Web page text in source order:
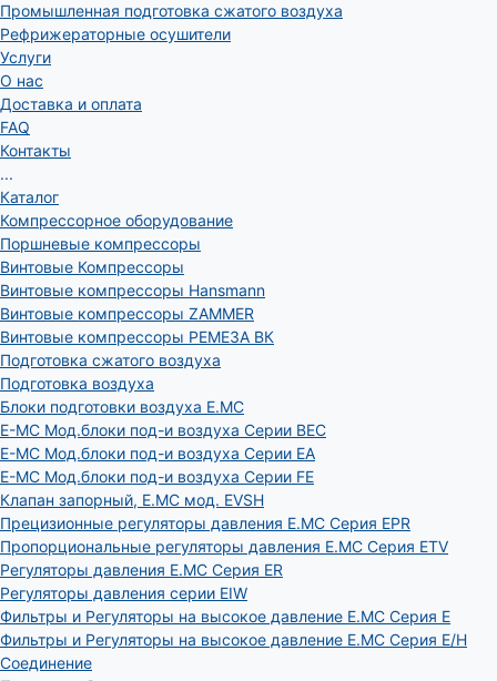
Промышленная подготовка сжатого воздуха
Рефрижераторные осушители
Услуги
О нас
Доставка и оплата
FAQ
Контакты
...
Каталог
Компрессорное оборудование
Поршневые компрессоры
Винтовые Компрессоры
Винтовые компрессоры Hansmann
Винтовые компрессоры ZAMMER
Винтовые компрессоры РЕМЕЗА ВК
Подготовка сжатого воздуха
Подготовка воздуха
Блоки подготовки воздуха E.MC
E-MC Мод.блоки под-и воздуха Серии BEC
E-MC Мод.блоки под-и воздуха Серии EA
E-MC Мод.блоки под-и воздуха Серии FE
Клапан запорный, E.MC мод. EVSH
Прецизионные регуляторы давления E.MC Серия EPR
Пропорциональные регуляторы давления E.MC Серия ETV
Регуляторы давления E.MC Серия ER
Регуляторы давления серии EIW
Фильтры и Регуляторы на высокое давление E.MC Серия E
Фильтры и Регуляторы на высокое давление E.MC Серия E/H
Соединение